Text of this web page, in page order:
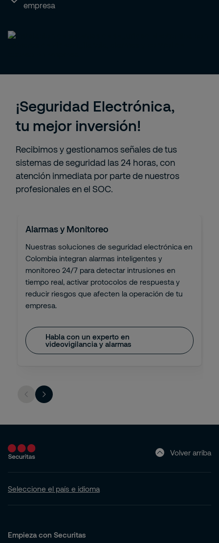
empresa
¡Seguridad Electrónica,
tu mejor inversión!
Recibimos y gestionamos señales de tus
sistemas de seguridad las 24 horas, con
atención inmediata por parte de nuestros
profesionales en el SOC.
Alarmas y Monitoreo
Nuestras soluciones de seguridad electrónica en
Colombia integran alarmas inteligentes y
monitoreo 24/7 para detectar intrusiones en
tiempo real, activar protocolos de respuesta y
reducir riesgos que afecten la operación de tu
empresa.
Habla con un experto en
videovigilancia y alarmas
Volver arriba
Seleccione el país e idioma
Empieza con Securitas